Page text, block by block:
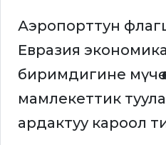
Аэропорттун
Евразия
биримдигине мүчө
мамлекеттик
ардактуу кароол